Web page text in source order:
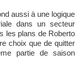
aussi à une logique
dans un secteur
les plans de Roberto
choix que de quitter
partie de saison